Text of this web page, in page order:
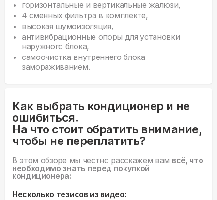
горизонтальные и вертикальные жалюзи,
4 сменных фильтра в комплекте,
высокая шумоизоляция,
антивибрационные опоры для установки
наружного блока,
самоочистка внутреннего блока
замораживанием.
Как выбрать кондиционер и не
ошибиться.
На что стоит обратить внимание,
чтобы не переплатить?
В этом обзоре мы честно расскажем вам всё, что
необходимо знать перед покупкой
кондиционера:
Несколько тезисов из видео: